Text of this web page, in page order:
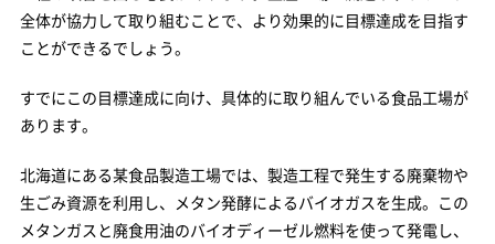
全体が協力して取り組むことで、より効果的に目標達成を目指す
ことができるでしょう。
すでにこの目標達成に向け、具体的に取り組んでいる食品工場が
あります。
北海道にある某食品製造工場では、製造工程で発生する廃棄物や
生ごみ資源を利用し、メタン発酵によるバイオガスを生成。この
メタンガスと廃食用油のバイオディーゼル燃料を使って発電し、